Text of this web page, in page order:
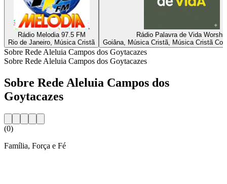
Rádio Melodia 97.5 FM
Rio de Janeiro, Música Cristã
Rádio Palavra de Vida Worship
Goiâna, Música Cristã, Música Cristã
Sobre Rede Aleluia Campos dos Goytacazes
Sobre Rede Aleluia Campos dos Goytacazes
Sobre Rede Aleluia Campos dos
Goytacazes
(0)
Família, Força e Fé